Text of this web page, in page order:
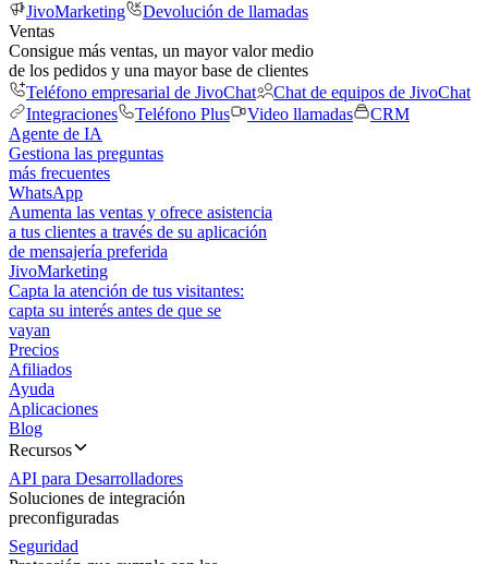
JivoMarketing
Devolución de llamadas
Ventas
Consigue más ventas, un mayor valor medio
de los pedidos y una mayor base de clientes
Teléfono empresarial de JivoChat
Chat de equipos de JivoChat
Integraciones
Teléfono Plus Video llamadas
CRM
Agente de IA
Gestiona las preguntas
más frecuentes
WhatsApp
Aumenta las ventas y ofrece asistencia
a tus clientes a través de su aplicación
de mensajería preferida
JivoMarketing
Capta la atención de tus visitantes:
capta su interés antes de que se
vayan
Precios
Afiliados
Ayuda
Aplicaciones
Blog
Recursos
API para Desarrolladores
Soluciones de integración
preconfiguradas
Seguridad